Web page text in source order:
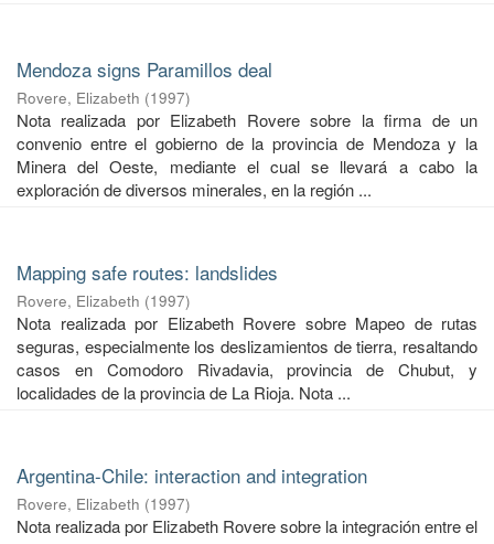
Mendoza signs Paramillos deal
Rovere, Elizabeth (1997)
Nota realizada por Elizabeth Rovere sobre la firma de un
convenio entre el gobierno de la provincia de Mendoza y la
Minera del Oeste, mediante el cual se llevará a cabo la
exploración de diversos minerales, en la región ...
Mapping safe routes: landslides
Rovere, Elizabeth (1997)
Nota realizada por Elizabeth Rovere sobre Mapeo de rutas
seguras, especialmente los deslizamientos de tierra, resaltando
casos en Comodoro Rivadavia, provincia de Chubut, y
localidades de la provincia de La Rioja. Nota ...
Argentina-Chile: interaction and integration
Rovere, Elizabeth (1997)
Nota realizada por Elizabeth Rovere sobre la integración entre el